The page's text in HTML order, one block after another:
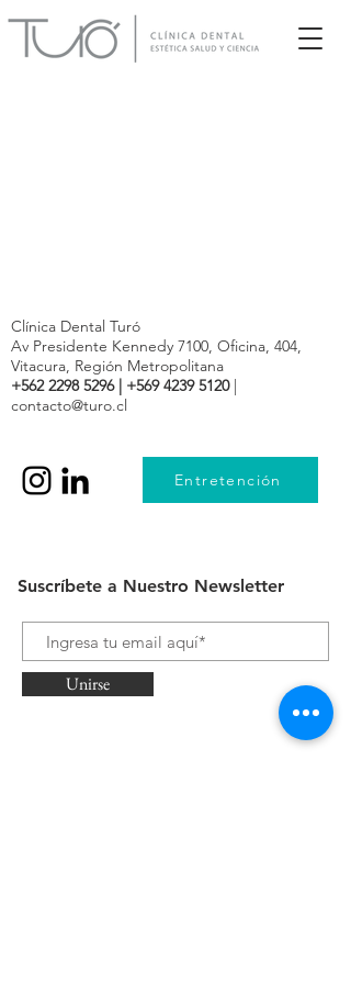
Clínica Dental Turó
Av Presidente Kennedy 7100, Oficina, 404,
Vitacura, Región Metropolitana
+562 2298 5296| +569 4239 5120|
contacto@turo.cl
Entretención
Unirse
Suscríbete a Nuestro Newsletter